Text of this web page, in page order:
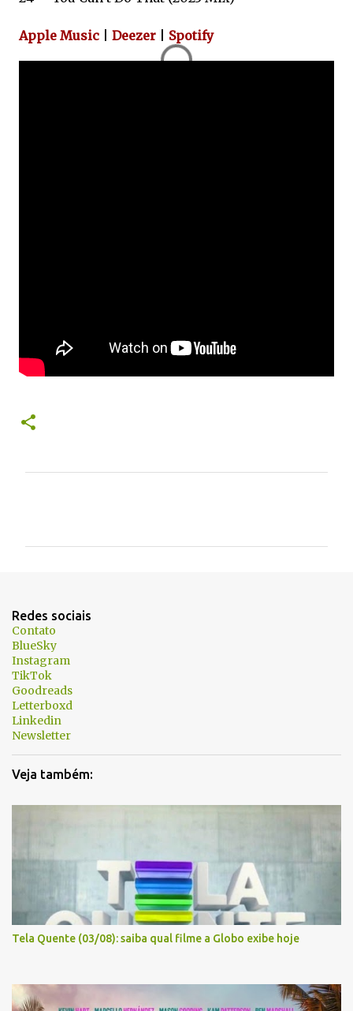
Apple Music Deezer Spotify
á
r
i
o
s
Redes sociais
Contato
BlueSky
Instagram
TikTok
Goodreads
Letterboxd
Linkedin
Newsletter
Veja também:
Tela Quente (03/08): saiba qual filme a Globo exibe hoje